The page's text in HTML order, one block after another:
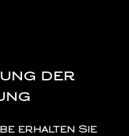
der
erhalten Sie